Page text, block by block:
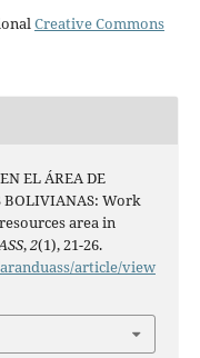
Creative Commons
EL ÁREA DE
BOLIVIANAS: Work
area in
,2(1), 21-26.
article/view